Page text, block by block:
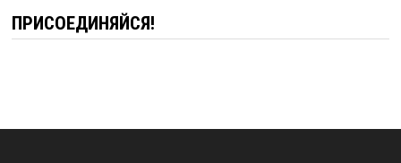
ПРИСОЕДИНЯЙСЯ!